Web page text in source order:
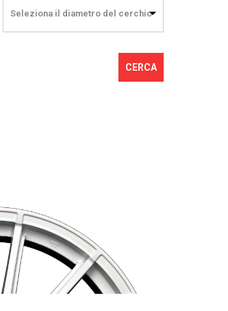
Seleziona il diametro del cerchio
CERCA